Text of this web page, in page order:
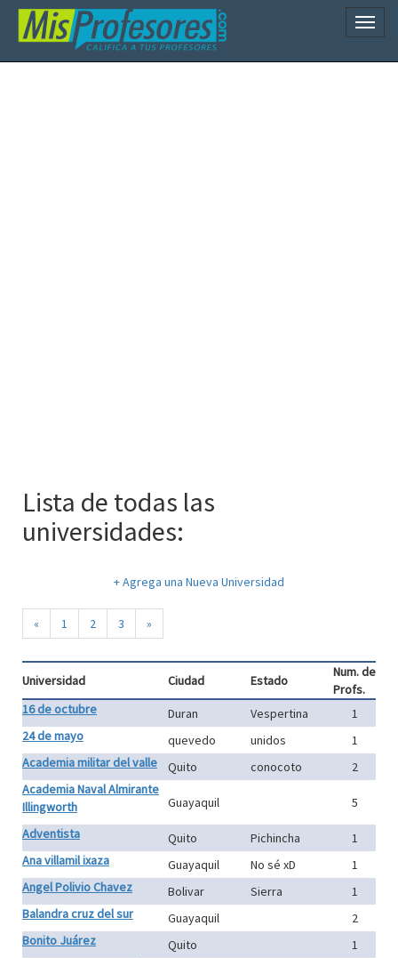
Lista de todas las
universidades:
+ Agrega una Nueva Universidad
« 1 2 3 »
Universidad Ciudad Estado
Num. de
Profs.
16 de octubre
Duran Vespertina
1
24 de mayo
quevedo unidos
1
Academia militar del valle
Quito conocoto
2
Academia Naval Almirante
Illingworth
Guayaquil
5
Adventista
Quito Pichincha
1
Ana villamil ixaza
Guayaquil No sé xD
1
Angel Polivio Chavez
Bolivar Sierra
1
Balandra cruz del sur
Guayaquil
2
Bonito Juárez
Quito
1